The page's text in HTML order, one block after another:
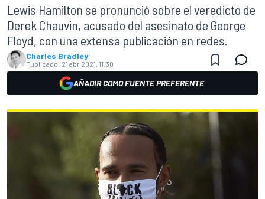
Lewis Hamilton se pronunció sobre el veredicto de
Derek Chauvin, acusado del asesinato de George
Floyd, con una extensa publicación en redes.
Charles Bradley
Publicado: 21 abr 2021, 11:30
AÑADIR COMO FUENTE PREFERENTE